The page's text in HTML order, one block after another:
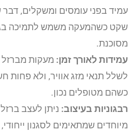
עמיד בפני עומסים ומשקלים,
שקט כשהמעקה משמש לתמיכה
מסוכנת.
עמידות לאורך זמן: מעקות
לשלל תנאי מזג אוויר, ולא פחות
כשהם מטופלים נכון.
רבגוניות בעיצוב: ניתן לעצב
מיוחדים שמתאימים לסגנון